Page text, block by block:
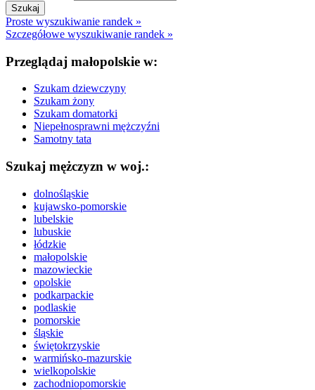
Proste wyszukiwanie randek »
Szczegółowe wyszukiwanie randek »
Przeglądaj małopolskie w:
Szukam dziewczyny
Szukam żony
Szukam domatorki
Niepełnosprawni mężczyźni
Samotny tata
Szukaj mężczyzn w woj.:
dolnośląskie
kujawsko-pomorskie
lubelskie
lubuskie
łódzkie
małopolskie
mazowieckie
opolskie
podkarpackie
podlaskie
pomorskie
śląskie
świętokrzyskie
warmińsko-mazurskie
wielkopolskie
zachodniopomorskie